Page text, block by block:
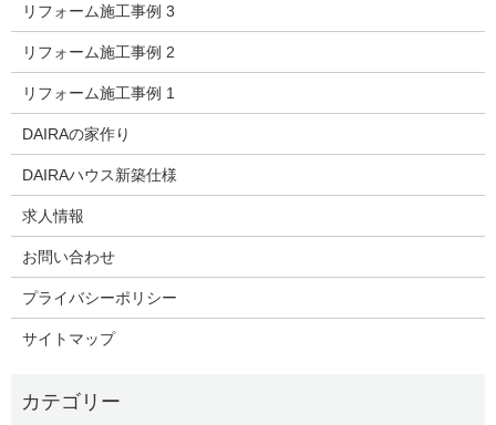
リフォーム施工事例 3
リフォーム施工事例 2
リフォーム施工事例 1
DAIRAの家作り
DAIRAハウス新築仕様
求人情報
お問い合わせ
プライバシーポリシー
サイトマップ